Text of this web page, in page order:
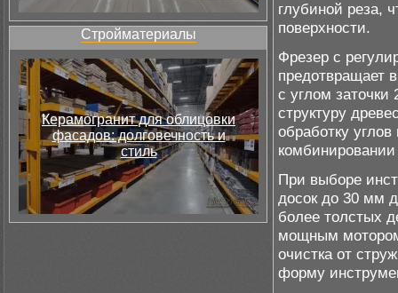
Стройматериалы
Керамогранит для облицовки
фасадов: долговечность и
стиль
глубиной реза,
поверхности.
Фрезер с
предотвращает
с углом
структуру
обработку
При выборе
досок до 30 мм
более толстых
мощным мотором
очистка от
форму